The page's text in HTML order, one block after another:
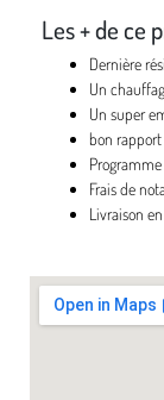
Les + de ce
Dernière
Un
Un super
bon
Frais de
Livraison